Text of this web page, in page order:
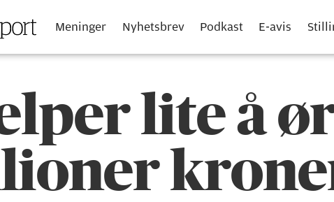
Meninger Nyhetsbrev Podkast E-avis
lite å